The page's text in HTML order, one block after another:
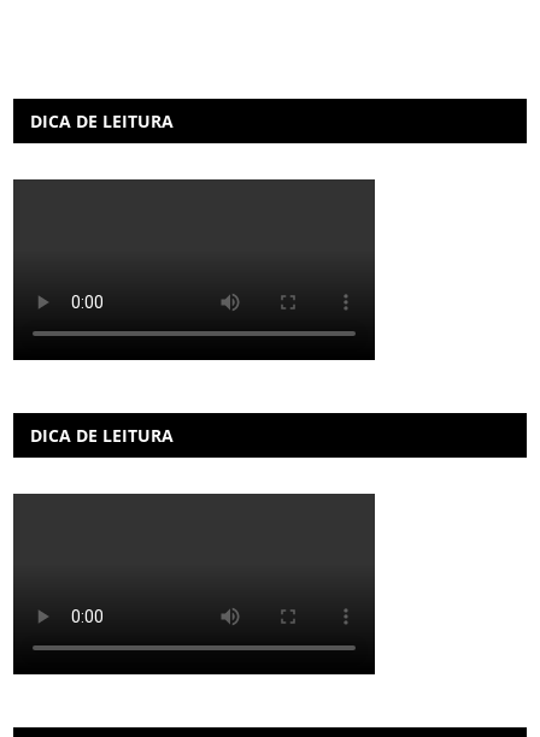
DICA DE LEITURA
DICA DE LEITURA